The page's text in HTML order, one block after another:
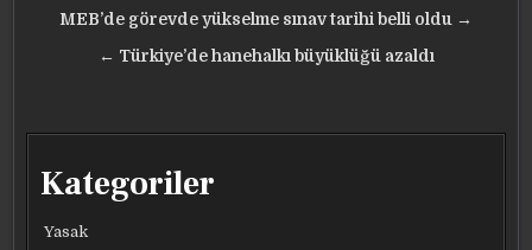
Yazı
gezinmesi
MEB’de görevde yükselme sınav tarihi belli oldu →
← Türkiye’de hanehalkı büyüklüğü azaldı
Kategoriler
Yasak